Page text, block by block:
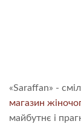
«Saraffan» -
магазин
майбутнє і